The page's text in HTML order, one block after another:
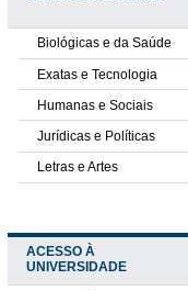
Biológicas e da Saúde
Exatas e Tecnologia
Humanas e Sociais
Jurídicas e Políticas
Letras e Artes
ACESSO À
UNIVERSIDADE